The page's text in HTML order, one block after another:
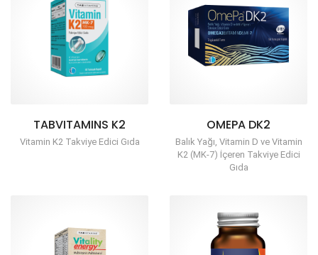
TABVITAMINS K2
Vitamin K2 Takviye Edici Gıda
OMEPA DK2
Balık Yağı, Vitamin D ve Vitamin
K2 (MK-7) İçeren Takviye Edici
Gıda